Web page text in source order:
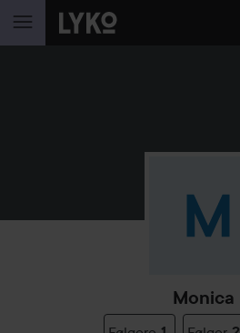
GÅ TIL INNHOLD
Monica